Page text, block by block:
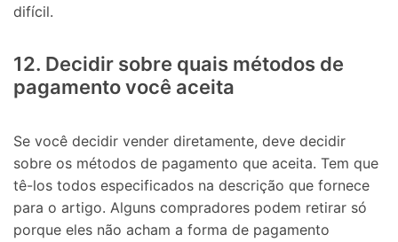
difícil.
12. Decidir sobre quais métodos de
pagamento você aceita
Se você decidir vender diretamente, deve decidir
sobre os métodos de pagamento que aceita. Tem que
tê-los todos especificados na descrição que fornece
para o artigo. Alguns compradores podem retirar só
porque eles não acham a forma de pagamento